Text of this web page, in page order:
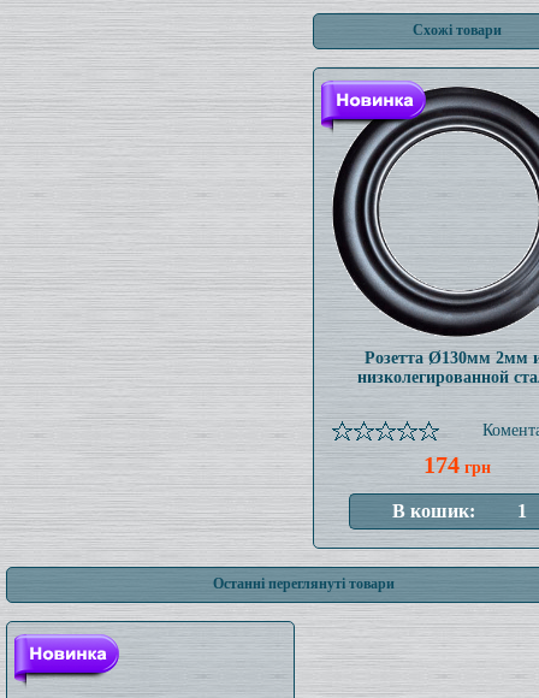
Схожі товари
Розетта Ø130мм 2мм
низколегированной
174 грн
Останні переглянуті товари